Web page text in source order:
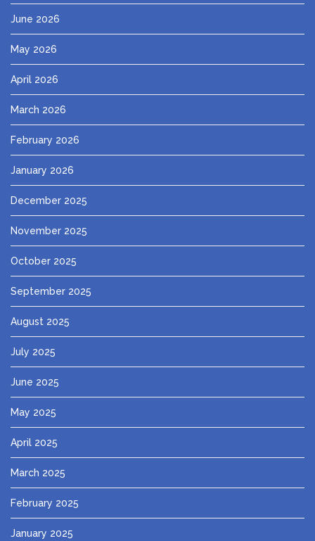
June 2026
May 2026
April 2026
March 2026
February 2026
January 2026
December 2025
November 2025
October 2025
September 2025
August 2025
July 2025
June 2025
May 2025
April 2025
March 2025
February 2025
January 2025